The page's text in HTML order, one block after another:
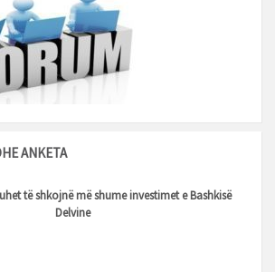
ANKETA
të shkojnë më shume investimet e Bashkisë
Delvine